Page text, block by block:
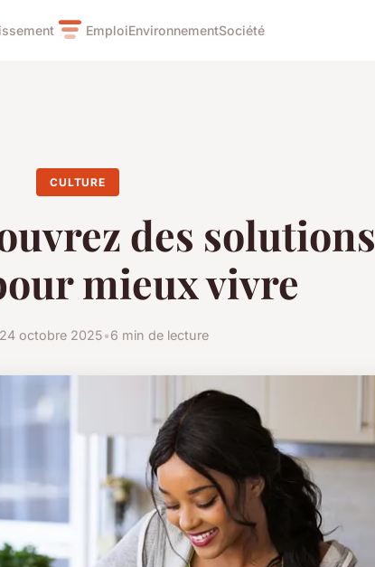
EmploiEnvironnementSociété
CULTURE
des solutions
mieux vivre
24 octobre 2025•6 min de lecture